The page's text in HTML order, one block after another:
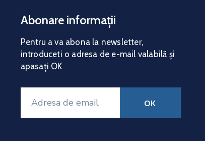
Abonare informații
Pentru a va abona la newsletter,
introduceti o adresa de e-mail valabilă și
apasați OK